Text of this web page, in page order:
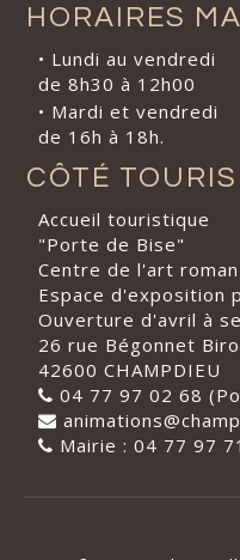
HORAIRES
• Lundi au vendredi
de 8h30 à 12h00
• Mardi et vendredi
de 16h à 18h.
CÔTÉ
Accueil touristique
"Porte de Bise"
Centre de l'art
Espace d'exposition
Ouverture d'avril à
26 rue Bégonnet
42600 CHAMPDIEU
04 77 97 02 68
Mairie : 04 77 97